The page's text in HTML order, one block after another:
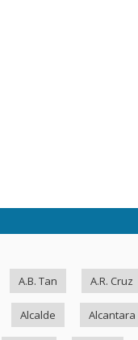
A.B. Tan A.R. Cruz
Alcalde Alcantara